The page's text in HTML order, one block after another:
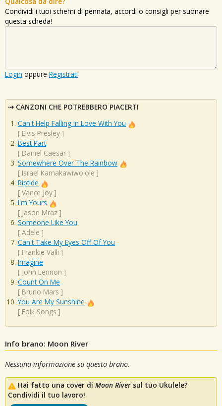
Condividi i tuoi schemi di pennata, accordi o consigli per suonare
questa scheda!
Login oppure Registrati
CANZONI CHE POTREBBERO PIACERTI
Can't Help Falling In Love With You
[ Elvis Presley ]
Best Part
[ Daniel Caesar ]
Somewhere Over The Rainbow
[ Israel Kamakawiwo'ole ]
Riptide
[ Vance Joy ]
I'm Yours
[ Jason Mraz ]
Someone Like You
[ Adele ]
Can't Take My Eyes Off Of You
[ Frankie Valli ]
Imagine
[ John Lennon ]
Count On Me
[ Bruno Mars ]
You Are My Sunshine
[ Folk Songs ]
Info brano: Moon River
Nessuna informazione su questo brano.
Hai fatto una cover di Moon River sul tuo Ukulele?
Condividi il tuo lavoro!